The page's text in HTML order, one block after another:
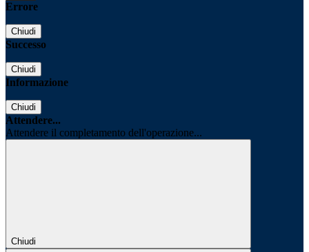
Errore
Chiudi
Successo
Chiudi
Informazione
Chiudi
Attendere...
Attendere il completamento dell'operazione...
Chiudi